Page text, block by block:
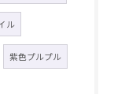
ル
紫色プルプル